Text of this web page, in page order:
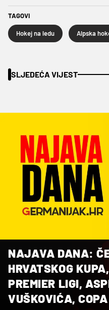
TAGOVI
Hokej na ledu
SLJEDEĆA VIJEST
NAJAVA DANA:
HRVATSKOG
PREMIER LIGI,
VUŠKOVIĆA,